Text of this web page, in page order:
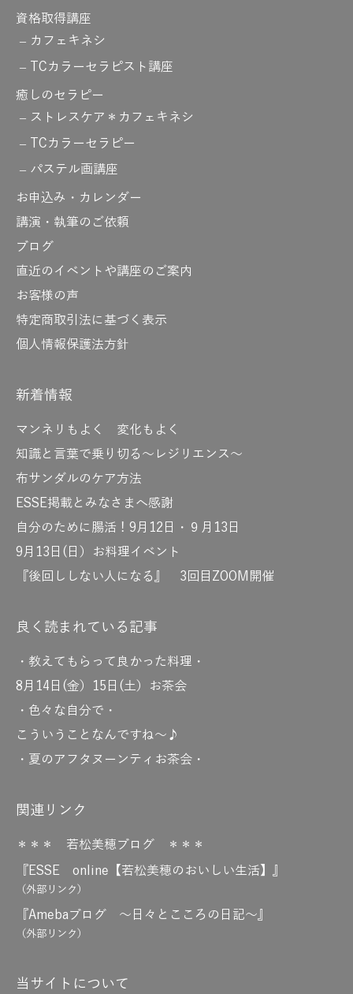
資格取得講座
カフェキネシ
TCカラーセラピスト講座
癒しのセラピー
ストレスケア＊カフェキネシ
TCカラーセラピー
パステル画講座
お申込み・カレンダー
講演・執筆のご依頼
ブログ
直近のイベントや講座のご案内
お客様の声
特定商取引法に基づく表示
個人情報保護法方針
新着情報
マンネリもよく 変化もよく
知識と言葉で乗り切る～レジリエンス～
布サンダルのケア方法
ESSE掲載とみなさまへ感謝
自分のために腸活！9月12日・９月13日
9月13日(日）お料理イベント
『後回ししない人になる』 3回目ZOOM開催
良く読まれている記事
・教えてもらって良かった料理・
8月14日(金）15日(土）お茶会
・色々な自分で・
こういうことなんですね～♪
・夏のアフタヌーンティお茶会・
関連リンク
＊＊＊ 若松美穂ブログ ＊＊＊
『ESSE online【若松美穂のおいしい生活】』
（外部リンク）
『Amebaブログ ～日々とこころの日記～』
（外部リンク）
当サイトについて